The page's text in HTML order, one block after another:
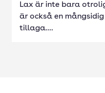
Lax är inte bara
är också en
tillaga....